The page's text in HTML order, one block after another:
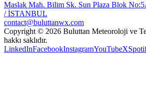
Maslak Mah. Bilim Sk. Sun Plaza Blok
/ İSTANBUL
contact@buluttanwx.com
Copyright © 2026 Buluttan Meteoroloji ve
hakkı saklıdır.
LinkedInFacebookInstagramYouTubeX